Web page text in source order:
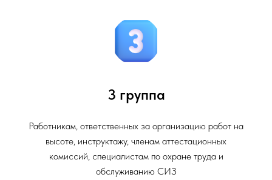
3 группа
Работникам, ответственных за организацию работ на
высоте, инструктажу, членам аттестационных
комиссий, специалистам по охране труда и
обслуживанию СИЗ